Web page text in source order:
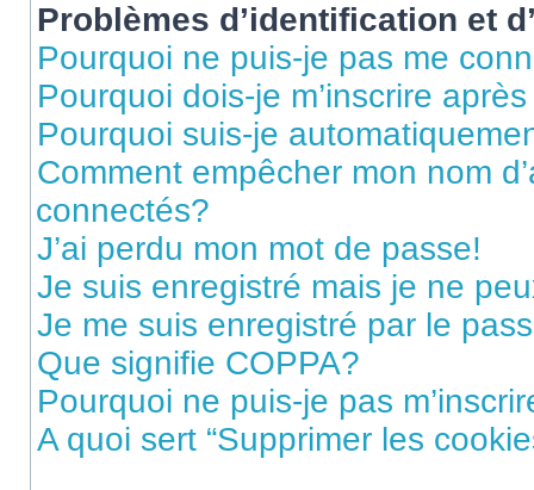
Problèmes d’identification et
Pourquoi ne puis-je pas me
Pourquoi dois-je m’inscrire
Pourquoi suis-je
Comment empêcher mon nom
connectés?
J’ai perdu mon mot de passe!
Je suis enregistré mais je ne
Je me suis enregistré par le
Que signifie COPPA?
Pourquoi ne puis-je pas
A quoi sert “Supprimer les